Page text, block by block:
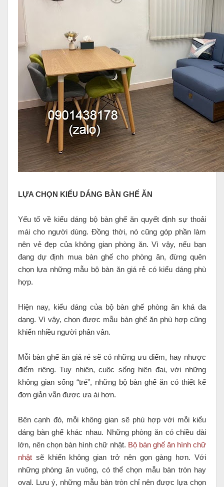
LỰA CHỌN KIỂU DÁNG BÀN GHẾ ĂN
Yếu tố về kiểu dáng bộ bàn ghế ăn quyết định sự thoải
mái cho người dùng. Đồng thời, nó cũng góp phần làm
nên vẻ đẹp của không gian phòng ăn. Vì vậy, nếu bạn
đang dự định mua bàn ghế cho phòng ăn, đừng quên
chọn lựa những mẫu bộ bàn ăn giá rẻ có kiểu dáng phù
hợp.
Hiện nay, kiểu dáng của bộ bàn ghế phòng ăn khá đa
dạng. Vì vậy, chọn được mẫu bàn ghế ăn phù hợp cũng
khiến nhiều người phân vân.
Mỗi bàn ghế ăn giá rẻ sẽ có những ưu điểm, hay nhược
điểm riêng. Tuy nhiên, cuộc sống hiện đại, với những
không gian sống “trẻ”, những bộ bàn ghế ăn có thiết kế
đơn giản vẫn được ưa ái hơn.
Bên cạnh đó, mỗi không gian sẽ phù hợp với mỗi kiểu
dáng bàn ghế khác nhau. Những phòng ăn có chiều dài
lớn, nên chọn bàn hình chữ nhật. Bộ bàn ghế ăn hình chữ
nhật sẽ khiến không gian trở nên gọn gàng hơn. Với
những phòng ăn vuông, có thể chọn mẫu bàn tròn hay
oval. Lưu ý, những mẫu bàn tròn chỉ nên được lựa chọn